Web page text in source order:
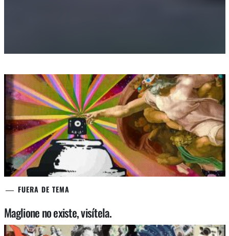
FUERA DE TEMA
Maglione no existe, visítela.